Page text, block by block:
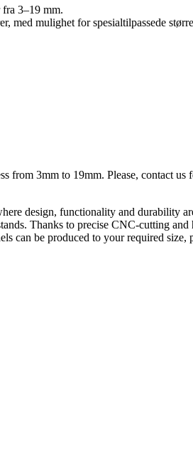
3–19 mm.
med mulighet for spesialtilpassede
from 3mm to 19mm. Please, contact
design, functionality and durability
Thanks to precise CNC-cutting
can be produced to your required